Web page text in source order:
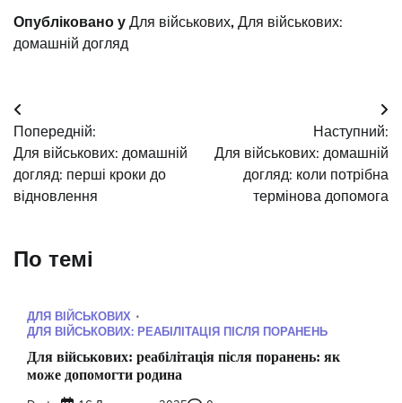
Опубліковано у Для військових, Для військових:
домашній догляд
Навігація
записів
Попередній:
Для військових: домашній
догляд: перші кроки до
відновлення
Наступний:
Для військових: домашній
догляд: коли потрібна
термінова допомога
По темі
ДЛЯ ВІЙСЬКОВИХ
ДЛЯ ВІЙСЬКОВИХ: РЕАБІЛІТАЦІЯ ПІСЛЯ ПОРАНЕНЬ
Для військових: реабілітація після поранень: як
може допомогти родина